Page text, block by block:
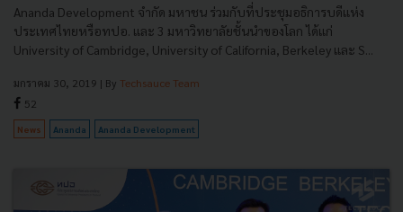
Ananda Development จำกัด มหาชน ร่วมกับที่ประชุมอธิการบดีแห่ง
ประเทศไทยหรือทปอ. และ 3 มหาวิทยาลัยชั้นนำของโลก ได้แก่
University of Cambridge, University of California, Berkeley และ S...
มกราคม 30, 2019 | By Techsauce Team
52
News Ananda Ananda Development